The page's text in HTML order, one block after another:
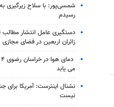
شمسی‌پور: با سلاح زیرگیری
رسیدم
دستگیری عامل انتشار مطالب
زائران اربعین در فضای مجازی
می یابد
نشنال اینترست: آمریکا برای
نیست